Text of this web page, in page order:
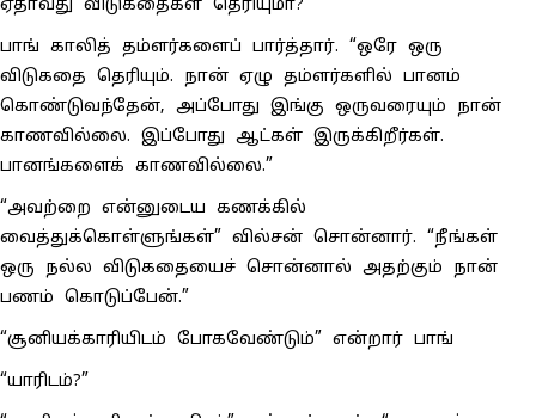
ஏதாவது விடுகதைகள் தெரியுமா?”
பாங் காலித் தம்ளர்களைப் பார்த்தார். “ஒரே ஒரு
விடுகதை தெரியும். நான் ஏழு தம்ளர்களில் பானம்
கொண்டுவந்தேன், அப்போது இங்கு ஒருவரையும் நான்
காணவில்லை. இப்போது ஆட்கள் இருக்கிறீர்கள்.
பானங்களைக் காணவில்லை.”
“அவற்றை என்னுடைய கணக்கில்
வைத்துக்கொள்ளுங்கள்” வில்சன் சொன்னார். “நீங்கள்
ஒரு நல்ல விடுகதையைச் சொன்னால் அதற்கும் நான்
பணம் கொடுப்பேன்.”
“சூனியக்காரியிடம் போகவேண்டும்” என்றார் பாங்
“யாரிடம்?”